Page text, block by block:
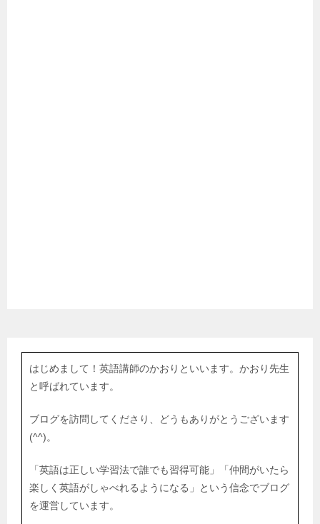
はじめまして！英語講師のかおりといいます。かおり先生
と呼ばれています。
ブログを訪問してくださり、どうもありがとうございます
(^^)。
「英語は正しい学習法で誰でも習得可能」「仲間がいたら
楽しく英語がしゃべれるようになる」という信念でブログ
を運営しています。